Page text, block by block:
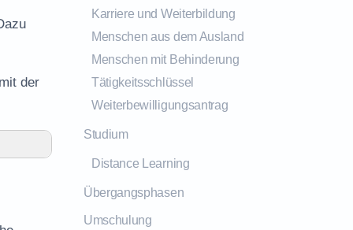
der
Karriere und Weiterbildung
Menschen aus dem Ausland
Menschen mit Behinderung
Tätigkeitsschlüssel
Weiterbewilligungsantrag
Studium
Distance Learning
Übergangsphasen
Umschulung